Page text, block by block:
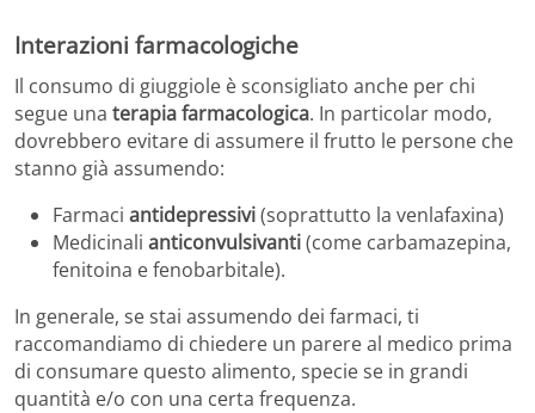
Interazioni farmacologiche
Il consumo di giuggiole è sconsigliato anche per chi
segue una terapia farmacologica. In particolar modo,
dovrebbero evitare di assumere il frutto le persone che
stanno già assumendo:
Farmaci antidepressivi(soprattutto la venlafaxina)
Medicinali anticonvulsivanti(come carbamazepina,
fenitoina e fenobarbitale).
In generale, se stai assumendo dei farmaci, ti
raccomandiamo di chiedere un parere al medico prima
di consumare questo alimento, specie se in grandi
quantità e/o con una certa frequenza.